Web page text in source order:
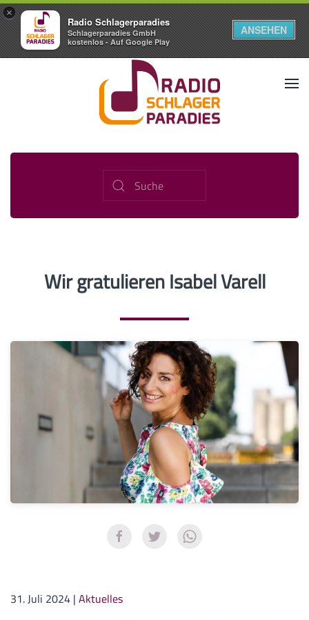
×
Radio Schlagerparadies
Schlagerparadies GmbH
kostenlos - Auf Google Play
ANSEHEN
Wir gratulieren Isabel Varell
31. Juli 2024 | Aktuelles